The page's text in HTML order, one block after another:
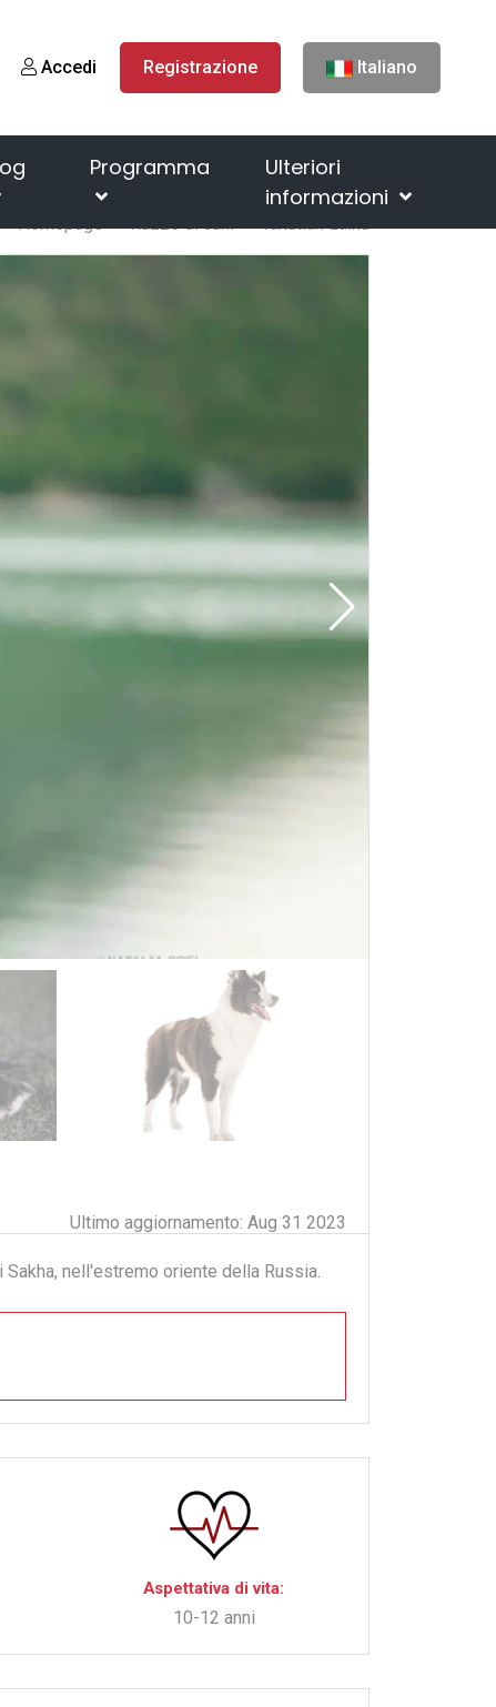
Accedi Registrazione Italiano
Programma
Ulteriori
informazioni
Homepage Razze di cani Yakutian Laika
Ultimo aggiornamento: Aug 31 2023
nell'estremo oriente della Russia.
Aspettativa di vita:
10-12 anni